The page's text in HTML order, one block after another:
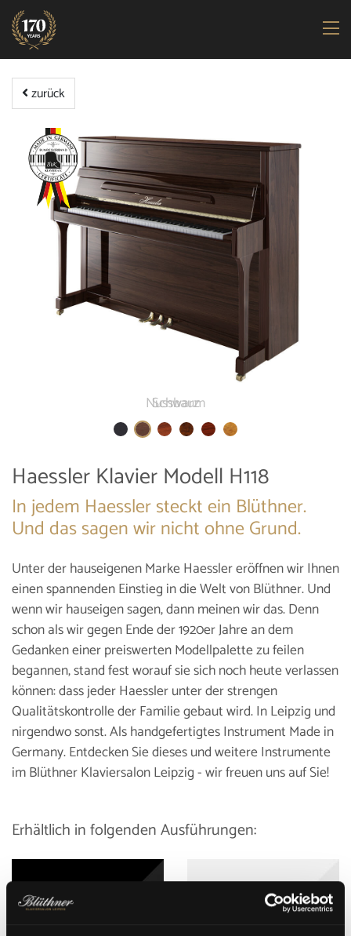
zurück
Nussbaum
Haessler Klavier Modell H118
In jedem Haessler steckt ein Blüthner.
Und das sagen wir nicht ohne Grund.
Unter der hauseigenen Marke Haessler eröffnen wir Ihnen
einen spannenden Einstieg in die Welt von Blüthner. Und
wenn wir hauseigen sagen, dann meinen wir das. Denn
schon als wir gegen Ende der 1920er Jahre an dem
Gedanken einer preiswerten Modellpalette zu feilen
begannen, stand fest worauf sie sich noch heute verlassen
können: dass jeder Haessler unter der strengen
Qualitätskontrolle der Familie gebaut wird. In Leipzig und
nirgendwo sonst. Als handgefertigtes Instrument Made in
Germany. Entdecken Sie dieses und weitere Instrumente
im Blüthner Klaviersalon Leipzig - wir freuen uns auf Sie!
Erhältlich in folgenden Ausführungen: